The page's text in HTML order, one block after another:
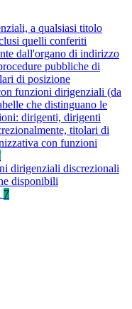
a qualsiasi titolo
quelli conferiti
dall'organo di indirizzo
pubbliche di
di posizione
funzioni dirigenziali (da
che distinguano le
dirigenti, dirigenti
titolari di
con funzioni
dirigenziali discrezionali
disponibili
7